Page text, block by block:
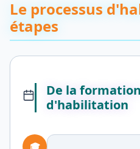
Le processus
étapes
De la
d'habilitation
🎓